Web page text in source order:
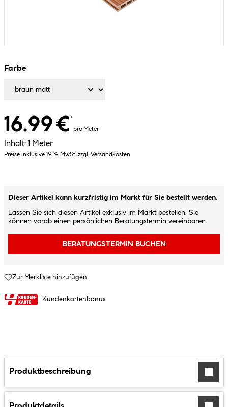
Farbe
16.99 €*
pro Meter
Inhalt: 1 Meter
Preise inklusive 19 % MwSt. zzgl. Versandkosten
Dieser Artikel kann kurzfristig im Markt für Sie bestellt werden.
Lassen Sie sich diesen Artikel exklusiv im Markt bestellen. Sie
können vorab einen persönlichen Beratungstermin vereinbaren.
BERATUNGSTERMIN BUCHEN
Zur Merkliste hinzufügen
Kundenkartenbonus
Produktbeschreibung